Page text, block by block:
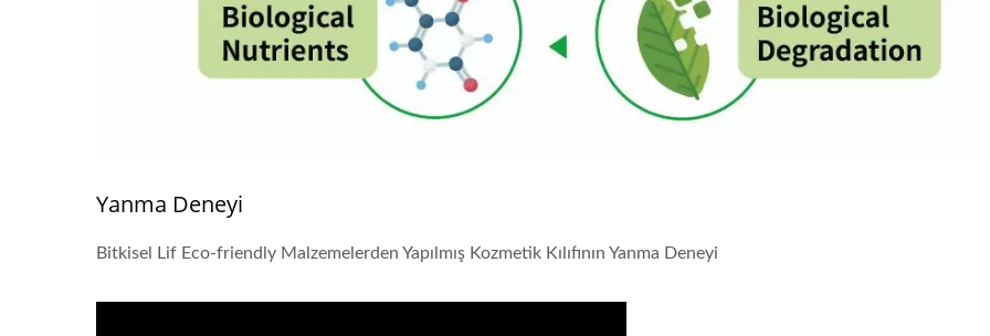
Yanma Deneyi
Bitkisel Lif Eco-friendly Malzemelerden Yapılmış Kozmetik Kılıfının Yanma Deneyi